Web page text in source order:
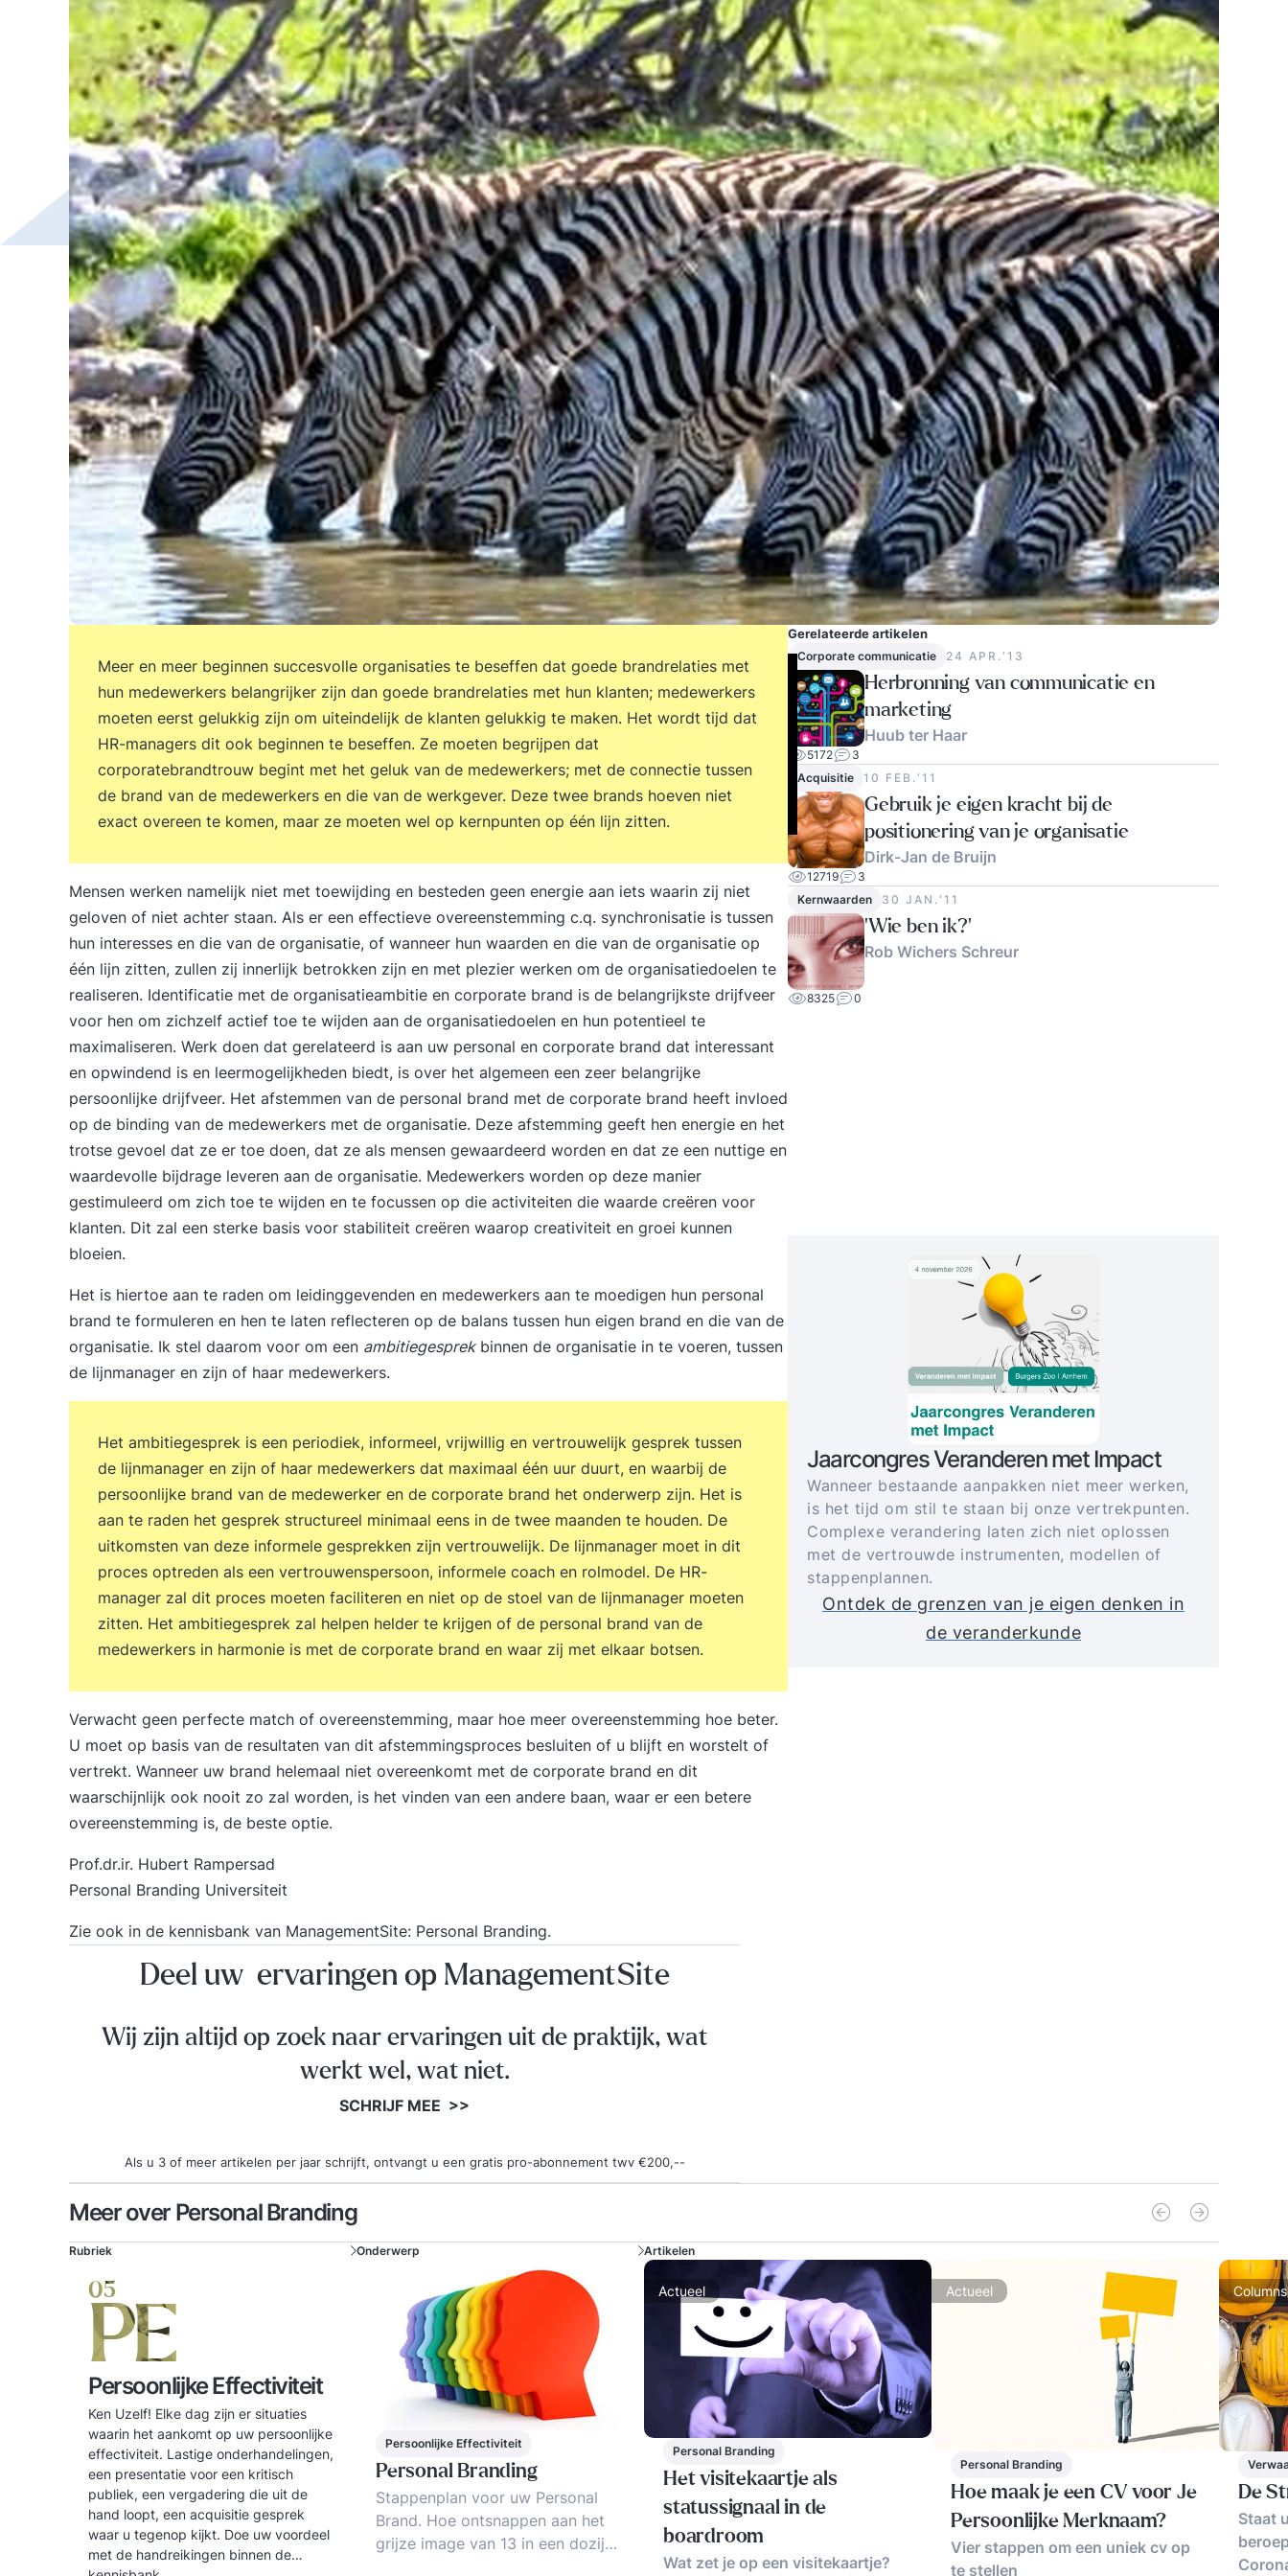
Meer en meer beginnen succesvolle organisaties te beseffen dat goede brandrelaties met
hun medewerkers belangrijker zijn dan goede brandrelaties met hun klanten; medewerkers
moeten eerst gelukkig zijn om uiteindelijk de klanten gelukkig te maken. Het wordt tijd dat
HR-managers dit ook beginnen te beseffen. Ze moeten begrijpen dat
corporatebrandtrouw begint met het geluk van de medewerkers; met de connectie tussen
de brand van de medewerkers en die van de werkgever. Deze twee brands hoeven niet
exact overeen te komen, maar ze moeten wel op kernpunten op één lijn zitten.
Mensen werken namelijk niet met toewijding en besteden geen energie aan iets waarin zij niet
geloven of niet achter staan. Als er een effectieve overeenstemming c.q. synchronisatie is tussen
hun interesses en die van de organisatie, of wanneer hun waarden en die van de organisatie op
één lijn zitten, zullen zij innerlijk betrokken zijn en met plezier werken om de organisatiedoelen te
realiseren. Identificatie met de organisatieambitie en corporate brand is de belangrijkste drijfveer
voor hen om zichzelf actief toe te wijden aan de organisatiedoelen en hun potentieel te
maximaliseren. Werk doen dat gerelateerd is aan uw personal en corporate brand dat interessant
en opwindend is en leermogelijkheden biedt, is over het algemeen een zeer belangrijke
persoonlijke drijfveer. Het afstemmen van de personal brand met de corporate brand heeft invloed
op de binding van de medewerkers met de organisatie. Deze afstemming geeft hen energie en het
trotse gevoel dat ze er toe doen, dat ze als mensen gewaardeerd worden en dat ze een nuttige en
waardevolle bijdrage leveren aan de organisatie. Medewerkers worden op deze manier
gestimuleerd om zich toe te wijden en te focussen op die activiteiten die waarde creëren voor
klanten. Dit zal een sterke basis voor stabiliteit creëren waarop creativiteit en groei kunnen
bloeien.
Het is hiertoe aan te raden om leidinggevenden en medewerkers aan te moedigen hun personal
brand te formuleren en hen te laten reflecteren op de balans tussen hun eigen brand en die van de
organisatie. Ik stel daarom voor om een ambitiegesprekbinnen de organisatie in te voeren, tussen
de lijnmanager en zijn of haar medewerkers.
Het ambitiegesprek is een periodiek, informeel, vrijwillig en vertrouwelijk gesprek tussen
de lijnmanager en zijn of haar medewerkers dat maximaal één uur duurt, en waarbij de
persoonlijke brand van de medewerker en de corporate brand het onderwerp zijn. Het is
aan te raden het gesprek structureel minimaal eens in de twee maanden te houden. De
uitkomsten van deze informele gesprekken zijn vertrouwelijk. De lijnmanager moet in dit
proces optreden als een vertrouwenspersoon, informele coach en rolmodel. De HR-
manager zal dit proces moeten faciliteren en niet op de stoel van de lijnmanager moeten
zitten. Het ambitiegesprek zal helpen helder te krijgen of de personal brand van de
medewerkers in harmonie is met de corporate brand en waar zij met elkaar botsen.
Verwacht geen perfecte match of overeenstemming, maar hoe meer overeenstemming hoe beter.
U moet op basis van de resultaten van dit afstemmingsproces besluiten of u blijft en worstelt of
vertrekt. Wanneer uw brand helemaal niet overeenkomt met de corporate brand en dit
waarschijnlijk ook nooit zo zal worden, is het vinden van een andere baan, waar er een betere
overeenstemming is, de beste optie.
Prof.dr.ir. Hubert Rampersad
Personal Branding Universiteit
Zie ook in de kennisbank van ManagementSite: Personal Branding.
Gerelateerde artikelen
Corporate communicatie 24 APR.‘13
Herbronning van communicatie en
marketing
Huub ter Haar
5172
3
Acquisitie
10 FEB.‘11
Gebruik je eigen kracht bij de
positionering van je organisatie
Dirk-Jan de Bruijn
12719
3
Kernwaarden
30 JAN.‘11
'Wie ben ik?'
Rob Wichers Schreur
8325 0
Jaarcongres Veranderen met Impact
Wanneer bestaande aanpakken niet meer werken,
is het tijd om stil te staan bij onze vertrekpunten.
Complexe verandering laten zich niet oplossen
met de vertrouwde instrumenten, modellen of
stappenplannen.
Ontdek de grenzen van je eigen denken in
de veranderkunde
Deel uw ervaringen op ManagementSite
Wij zijn altijd op zoek naar ervaringen uit de praktijk, wat
werkt wel, wat niet.
SCHRIJF MEE >>
Als u 3 of meer artikelen per jaar schrijft, ontvangt u een gratis pro-abonnement twv €200,--
Meer over Personal Branding
Rubriek
05
PE
Persoonlijke Effectiviteit
Ken Uzelf! Elke dag zijn er situaties
waarin het aankomt op uw persoonlijke
effectiviteit. Lastige onderhandelingen,
een presentatie voor een kritisch
publiek, een vergadering die uit de
hand loopt, een acquisitie gesprek
waar u tegenop kijkt. Doe uw voordeel
met de handreikingen binnen de
Onderwerp
Persoonlijke Effectiviteit
Personal Branding
Stappenplan voor uw Personal
Brand. Hoe ontsnappen aan het
grijze image van 13 in een dozijn?
Artikelen
Actueel
Personal Branding
Het visitekaartje als
statussignaal in de
boardroom
Wat zet je op een visitekaartje?
Actueel
Personal Branding
Hoe maak je een CV voor Je
Persoonlijke Merknaam?
Vier stappen om een uniek cv op
te stellen
Columns
De
Staat